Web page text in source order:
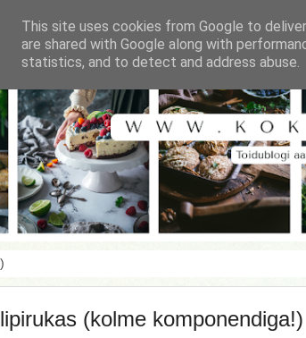
(kolme komponendiga!)
This site uses cookies from Google to
are shared with Google along with
statistics, and to detect and address abuse.